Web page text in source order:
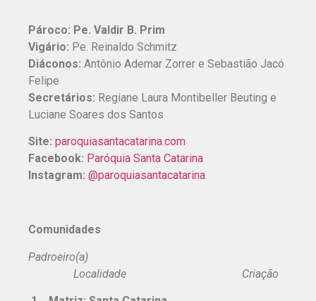
Pároco: Pe. Valdir B. Prim
Vigário: Pe. Reinaldo Schmitz
Diáconos: Antônio Ademar Zorrer e Sebastião Jacó
Felipe
Secretários: Regiane Laura Montibeller Beuting e
Luciane Soares dos Santos
Site: paroquiasantacatarina.com
Facebook: Paróquia Santa Catarina
Instagram: @paroquiasantacatarina
Comunidades
Padroeiro(a)
Localidade Criação